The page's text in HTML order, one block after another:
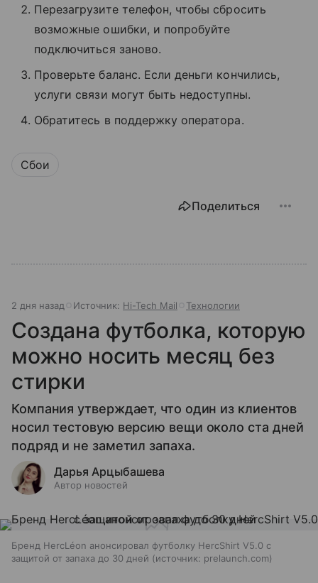
Перезагрузите телефон, чтобы сбросить
возможные ошибки, и попробуйте
подключиться заново.
Проверьте баланс. Если деньги кончились,
услуги связи могут быть недоступны.
Обратитесь в поддержку оператора.
Сбои
Поделиться
2 дня назад Источник: Hi-Tech Mail Технологии
Создана футболка, которую
можно носить месяц без
стирки
Компания утверждает, что один из клиентов
носил тестовую версию вещи около ста дней
подряд и не заметил запаха.
Дарья Арцыбашева
Автор новостей
Бренд HercLéon анонсировал футболку HercShirt V5.0 с
защитой от запаха до 30 дней
источник: prelaunch.com